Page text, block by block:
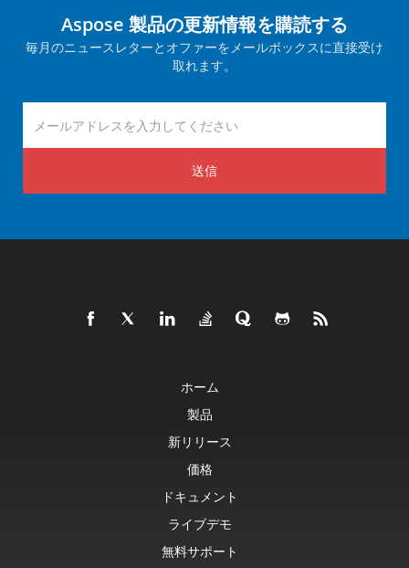
Aspose 製品の更新情報を購読する
毎月のニュースレターとオファーをメールボックスに直接受け
取れます。
送信
ホーム
製品
新リリース
価格
ドキュメント
ライブデモ
無料サポート